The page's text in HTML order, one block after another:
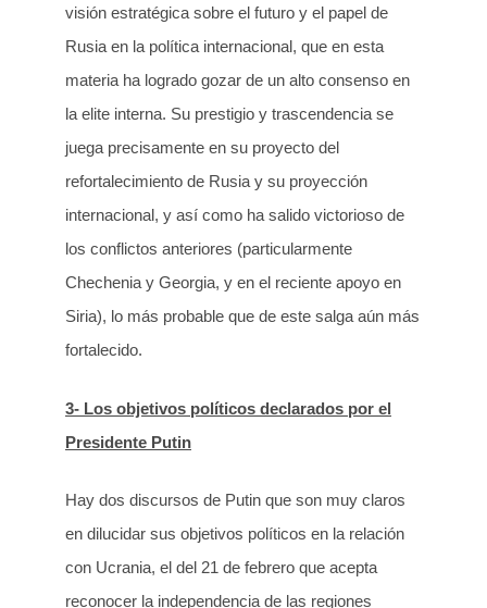
visión estratégica sobre el futuro y el papel de
Rusia en la política internacional, que en esta
materia ha logrado gozar de un alto consenso en
la elite interna. Su prestigio y trascendencia se
juega precisamente en su proyecto del
refortalecimiento de Rusia y su proyección
internacional, y así como ha salido victorioso de
los conflictos anteriores (particularmente
Chechenia y Georgia, y en el reciente apoyo en
Siria), lo más probable que de este salga aún más
fortalecido.
3- Los objetivos políticos declarados por el
Presidente Putin
Hay dos discursos de Putin que son muy claros
en dilucidar sus objetivos políticos en la relación
con Ucrania, el del 21 de febrero que acepta
reconocer la independencia de las regiones